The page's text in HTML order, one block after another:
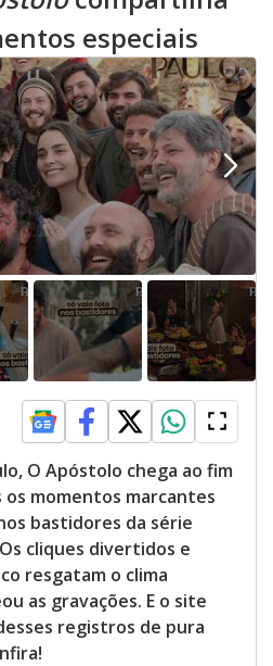
especiais
O Apóstolo chega ao fim
os momentos marcantes
bastidores da série
cliques divertidos e
resgatam o clima
as gravações. E o site
registros de pura